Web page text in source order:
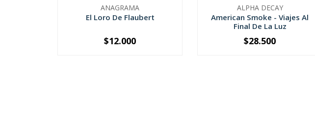
ANAGRAMA
El Loro De Flaubert
+
$12.000
ALPHA DECAY
American Smoke - Viajes Al
Final De La Luz
+
$28.500